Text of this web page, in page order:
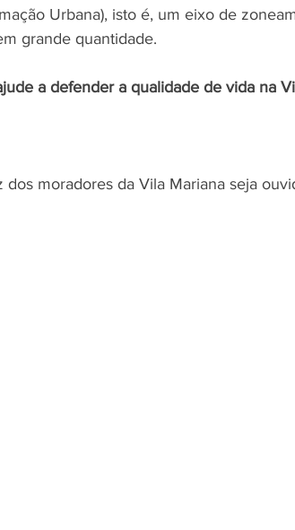
Urbana), isto é, um eixo de
grande quantidade.
a defender a qualidade de vida na
moradores da Vila Mariana seja